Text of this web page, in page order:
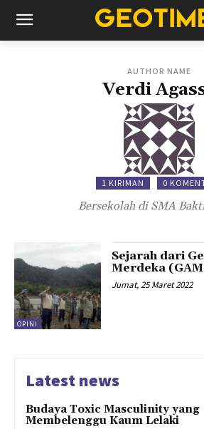
AUTHOR NAME
Verdi
1 KIRIMAN 0
Bersekolah di SMA
OPINI
Sejarah dari
Merdeka
Jumat, 25 Maret 2022
Latest news
Budaya Toxic Masculinity yang
Membelenggu Kaum Lelaki